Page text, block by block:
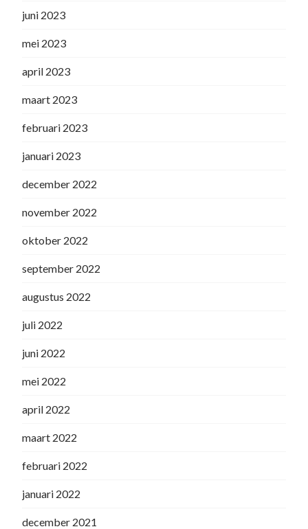
juni 2023
mei 2023
april 2023
maart 2023
februari 2023
januari 2023
december 2022
november 2022
oktober 2022
september 2022
augustus 2022
juli 2022
juni 2022
mei 2022
april 2022
maart 2022
februari 2022
januari 2022
december 2021